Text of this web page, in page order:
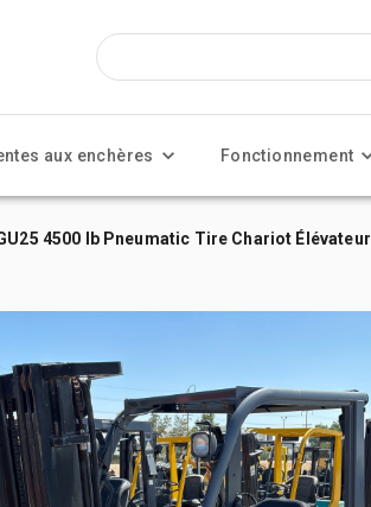
aux enchères Fonctionnement
4500 lb Pneumatic Tire Chariot Élévateur